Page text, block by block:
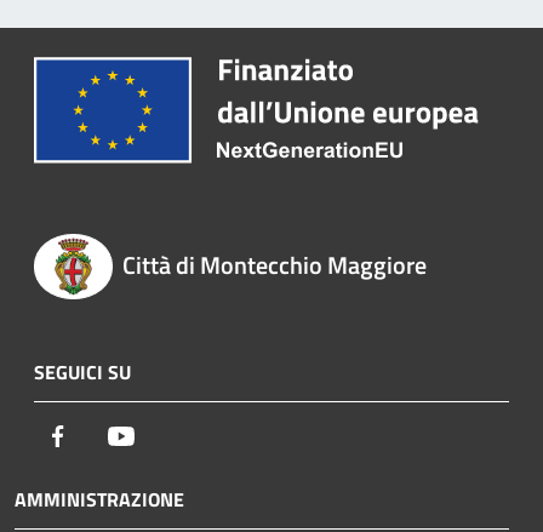
Città di Montecchio Maggiore
SEGUICI SU
Facebook
AMMINISTRAZIONE